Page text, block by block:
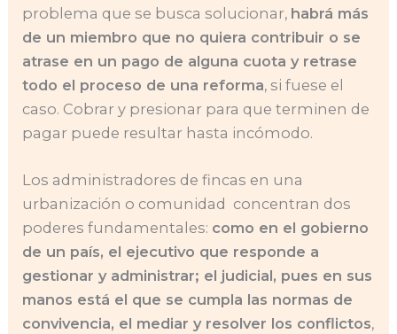
problema que se busca solucionar, habrá más
de un miembro que no quiera contribuir o se
atrase en un pago de alguna cuota y retrase
todo el proceso de una reforma, si fuese el
caso. Cobrar y presionar para que terminen de
pagar puede resultar hasta incómodo.
Los administradores de fincas en una
urbanización o comunidad concentran dos
poderes fundamentales: como en el gobierno
de un país, el ejecutivo que responde a
gestionar y administrar; el judicial, pues en sus
manos está el que se cumpla las normas de
convivencia, el mediar y resolver los conflictos,